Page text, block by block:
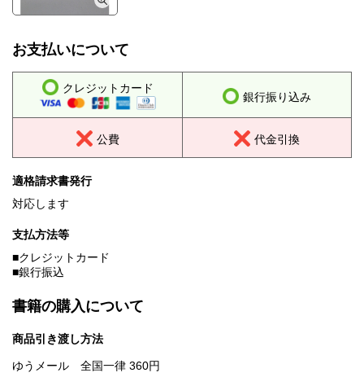
お支払いについて
クレジットカード
銀行振り込み
公費 代金引換
適格請求書発行
対応します
支払方法等
■クレジットカード
■銀行振込
書籍の購入について
商品引き渡し方法
ゆうメール 全国一律 360円